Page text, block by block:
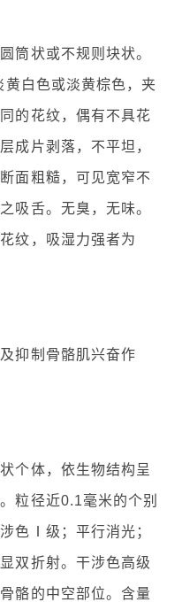
筒状或不规则块状。
白色或淡黄棕色，夹
的花纹，偶有不具花
成片剥落，不平坦，
面粗糙，可见宽窄不
吸舌。无臭，无味。
纹，吸湿力强者为
抑制骨骼肌兴奋作
个体，依生物结构呈
粒径近0.1毫米的个别
色Ⅰ级；平行消光；
双折射。干涉色高级
骼的中空部位。含量